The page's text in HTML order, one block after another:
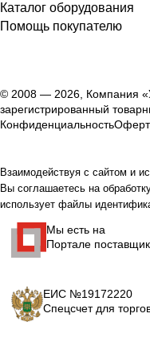
Каталог оборудования
Помощь покупателю
© 2008 — 2026, Компания
зарегистрированный
Конфиденциальность
Взаимодействуя с сайтом и
Вы соглашаетесь на
использует файлы
Мы есть на
Портале
ЕИС №19172220
Спецсчет для